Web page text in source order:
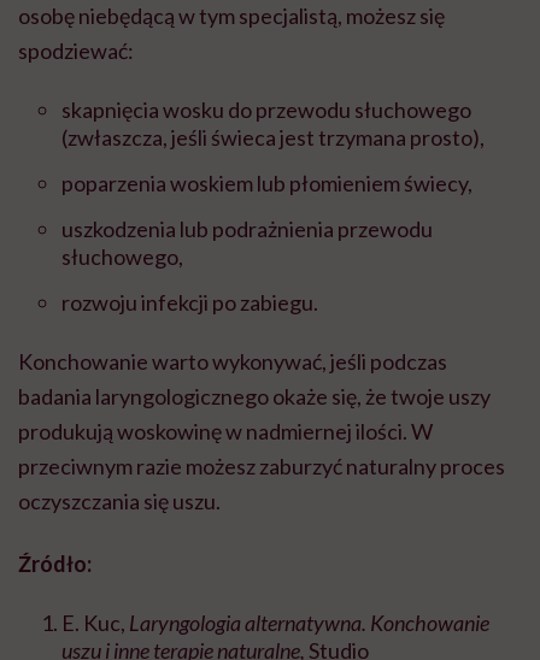
osobę niebędącą w tym specjalistą, możesz się
spodziewać:
skapnięcia wosku do przewodu słuchowego
(zwłaszcza, jeśli świeca jest trzymana prosto),
poparzenia woskiem lub płomieniem świecy,
uszkodzenia lub podrażnienia przewodu
słuchowego,
rozwoju infekcji po zabiegu.
Konchowanie warto wykonywać, jeśli podczas
badania laryngologicznego okaże się, że twoje uszy
produkują woskowinę w nadmiernej ilości. W
przeciwnym razie możesz zaburzyć naturalny proces
oczyszczania się uszu.
Źródło:
E. Kuc, Laryngologia alternatywna. Konchowanie
uszu i inne terapie naturalne,Studio